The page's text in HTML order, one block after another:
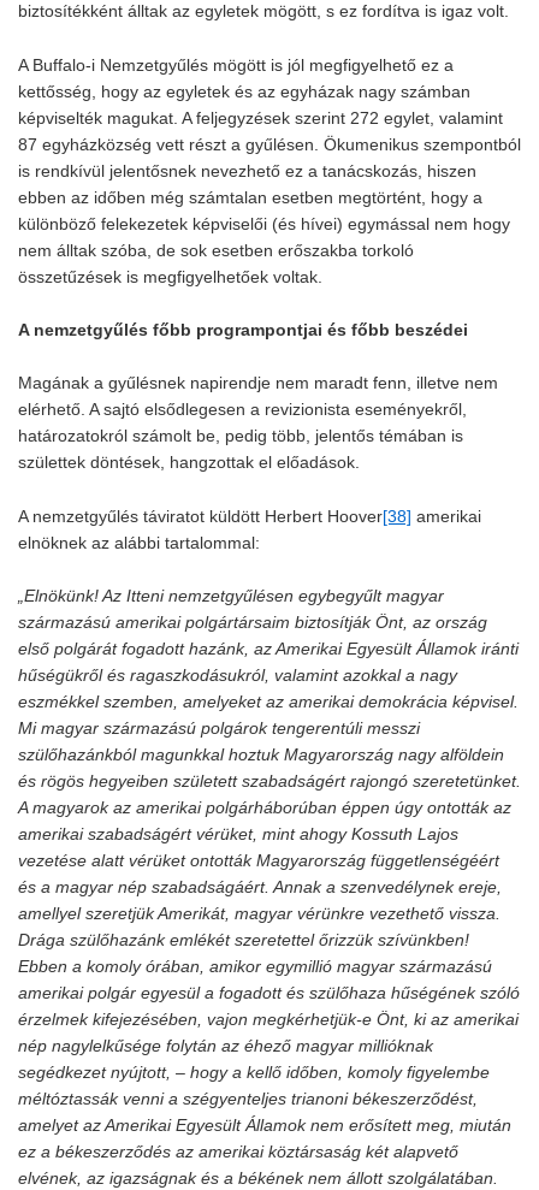
biztosítékként álltak az egyletek mögött, s ez fordítva is igaz volt.
A Buffalo-i Nemzetgyűlés mögött is jól megfigyelhető ez a
kettősség, hogy az egyletek és az egyházak nagy számban
képviselték magukat. A feljegyzések szerint 272 egylet, valamint
87 egyházközség vett részt a gyűlésen. Ökumenikus szempontból
is rendkívül jelentősnek nevezhető ez a tanácskozás, hiszen
ebben az időben még számtalan esetben megtörtént, hogy a
különböző felekezetek képviselői (és hívei) egymással nem hogy
nem álltak szóba, de sok esetben erőszakba torkoló
összetűzések is megfigyelhetőek voltak.
A nemzetgyűlés főbb programpontjai és főbb beszédei
Magának a gyűlésnek napirendje nem maradt fenn, illetve nem
elérhető. A sajtó elsődlegesen a revizionista eseményekről,
határozatokról számolt be, pedig több, jelentős témában is
születtek döntések, hangzottak el előadások.
A nemzetgyűlés táviratot küldött Herbert Hoover[38] amerikai
elnöknek az alábbi tartalommal:
„Elnökünk! Az Itteni nemzetgyűlésen egybegyűlt magyar
származású amerikai polgártársaim biztosítják Önt, az ország
első polgárát fogadott hazánk, az Amerikai Egyesült Államok iránti
hűségükről és ragaszkodásukról, valamint azokkal a nagy
eszmékkel szemben, amelyeket az amerikai demokrácia képvisel.
Mi magyar származású polgárok tengerentúli messzi
szülőhazánkból magunkkal hoztuk Magyarország nagy alföldein
és rögös hegyeiben született szabadságért rajongó szeretetünket.
A magyarok az amerikai polgárháborúban éppen úgy ontották az
amerikai szabadságért vérüket, mint ahogy Kossuth Lajos
vezetése alatt vérüket ontották Magyarország függetlenségéért
és a magyar nép szabadságáért. Annak a szenvedélynek ereje,
amellyel szeretjük Amerikát, magyar vérünkre vezethető vissza.
Drága szülőhazánk emlékét szeretettel őrizzük szívünkben!
Ebben a komoly órában, amikor egymillió magyar származású
amerikai polgár egyesül a fogadott és szülőhaza hűségének szóló
érzelmek kifejezésében, vajon megkérhetjük-e Önt, ki az amerikai
nép nagylelkűsége folytán az éhező magyar millióknak
segédkezet nyújtott, – hogy a kellő időben, komoly figyelembe
méltóztassák venni a szégyenteljes trianoni békeszerződést,
amelyet az Amerikai Egyesült Államok nem erősített meg, miután
ez a békeszerződés az amerikai köztársaság két alapvető
elvének, az igazságnak és a békének nem állott szolgálatában.